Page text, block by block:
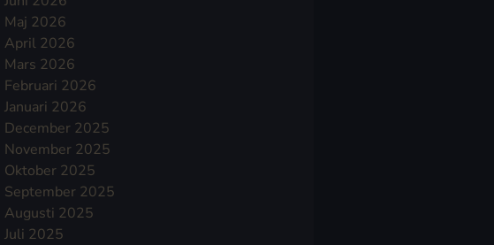
Maj 2026
April 2026
Mars 2026
Februari 2026
Januari 2026
December 2025
November 2025
Oktober 2025
September 2025
Augusti 2025
Juli 2025